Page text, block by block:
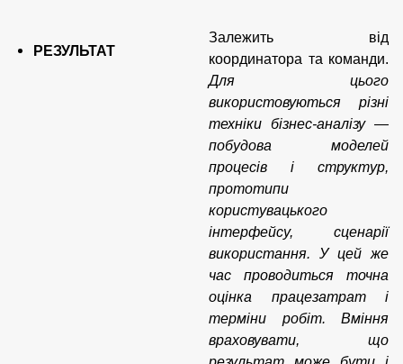
РЕЗУЛЬТАТ
Залежить від
координатора та команди.
Для цього
використовуються різні
техніки бізнес-аналізу —
побудова моделей
процесів і структур,
прототипи
користувацького
інтерфейсу, сценарії
використання. У цей же
час проводиться точна
оцінка працезатрат і
терміни робіт. Вміння
враховувати, що